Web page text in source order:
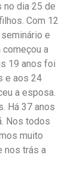
no dia 25 de
Com 12
e
começou a
19 anos foi
e aos 24
a esposa.
Há 37 anos
Nos todos
muito
nos trás a